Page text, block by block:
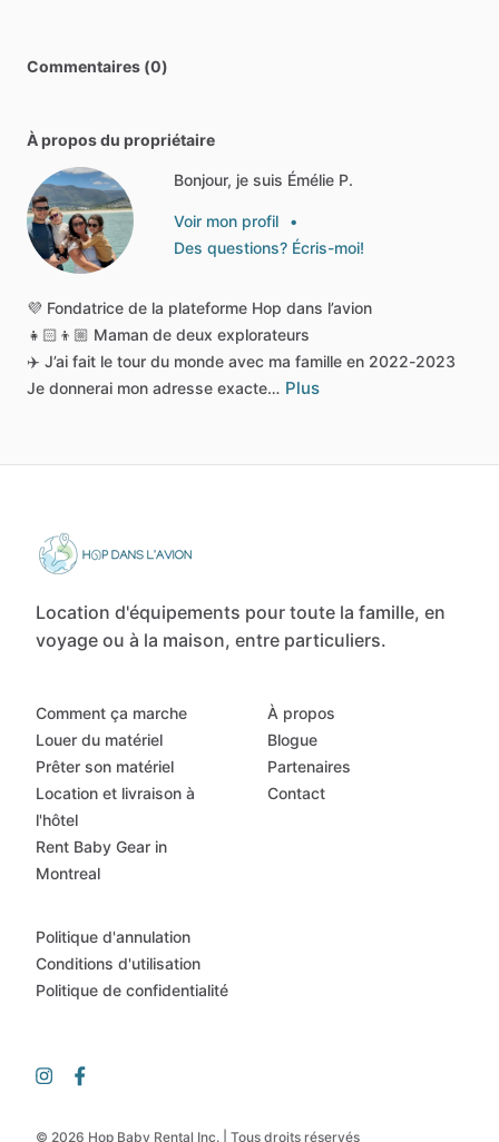
Commentaires (0)
À propos du propriétaire
Bonjour, je suis Émélie P.
Voir mon profil
•
Des questions? Écris-moi!
💜 Fondatrice de la plateforme Hop dans l’avion
👧🏻👦🏼 Maman de deux explorateurs
✈️ J’ai fait le tour du monde avec ma famille en 2022-2023
Je donnerai mon adresse exacte… Plus
Location d'équipements pour toute la famille, en
voyage ou à la maison, entre particuliers.
© 2026 Hop Baby Rental Inc. | Tous droits réservés
Comment ça marche
Louer du matériel
Prêter son matériel
Location et livraison à
l'hôtel
Rent Baby Gear in
Montreal
À propos
Blogue
Partenaires
Contact
Politique d'annulation
Conditions d'utilisation
Politique de confidentialité